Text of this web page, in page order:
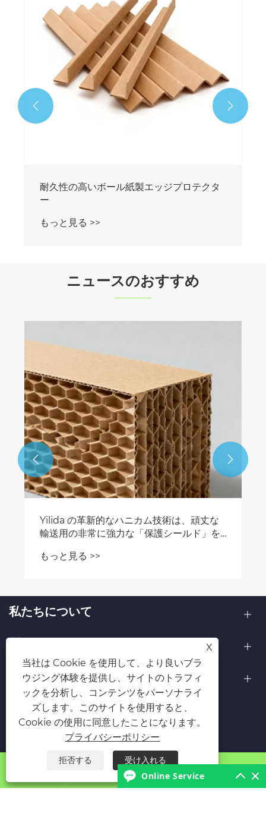
耐久性の高いボール紙製エッジプロテクタ
ー
もっと見る >>
 
ニュースのおすすめ
Yilida の革新的なハニカム技術は、頑丈な
輸送用の非常に強力な「保護シールド」を
もっと見る >>
 
私たちについて
お問い合わせ
フォローする
著作権 © 2025 青島宜利達包装有限公司すべての権利予約。

X
当社は Cookie を使用して、より良いブラ
ウジング体験を提供し、サイトのトラフィ
ックを分析し、コンテンツをパーソナライ
ズします。このサイトを使用すると、
Cookie の使用に同意したことになります。
プライバシーポリシー
拒否する 受け入れる
Online Service